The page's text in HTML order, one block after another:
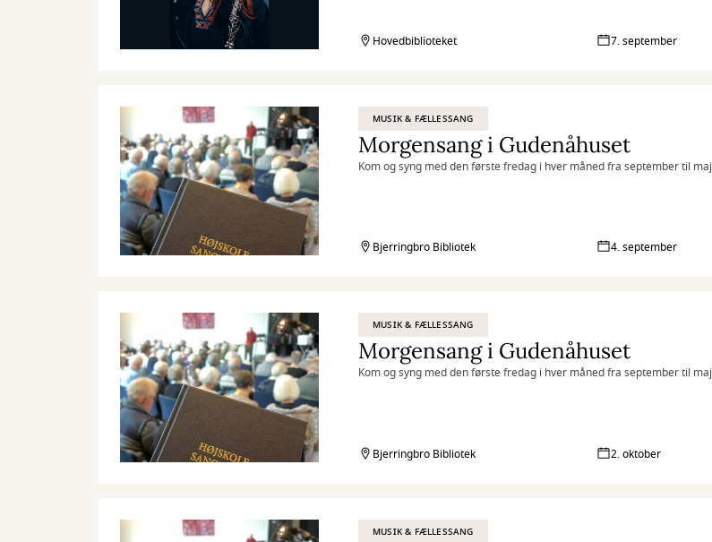
Hovedbiblioteket 7. september
MUSIK & FÆLLESSANG
Morgensang i Gudenåhuset
Kom og syng med den første fredag i hver måned fra september til maj
Bjerringbro Bibliotek 4. september
MUSIK & FÆLLESSANG
Morgensang i Gudenåhuset
Kom og syng med den første fredag i hver måned fra september til maj
Bjerringbro Bibliotek 2. oktober
MUSIK & FÆLLESSANG